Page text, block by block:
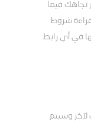
تجاهك فيما
شروط
في أي رابط
وسيتم